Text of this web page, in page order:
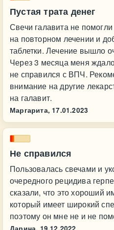
Пустая трата денег
Свечи галавита не
на повторном лечении и
таблетки. Лечение вышло
Через 3 месяца меня
не справился с ВПЧ.
внимание на другие
на галавит.
Маргарита, 17.01.2023
Не справился
Пользовалась свечами и
очередного рецидива
сказали, что это хороший
который имеет широкий
поэтому он мне не и не